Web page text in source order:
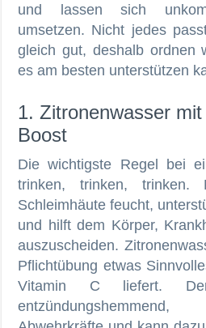
und lassen sich
umsetzen. Nicht jedes
gleich gut, deshalb ordnen
es am besten unterstützen
1. Zitronenwasser
Boost
Die wichtigste Regel bei
trinken, trinken, trinken.
Schleimhäute feucht,
und hilft dem Körper,
auszuscheiden.
Pflichtübung etwas
Vitamin C liefert.